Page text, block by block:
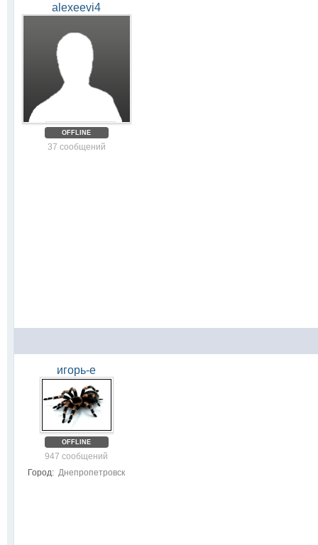
alexeevi4
OFFLINE
37 сообщений
игорь-е
OFFLINE
947 сообщений
Город: Днепропетровск